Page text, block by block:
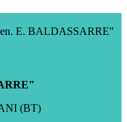
E. BALDASSARRE"
(BT)